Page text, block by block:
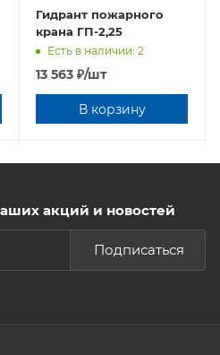
Гидрант пожарного
крана ГП-2,25
Есть в наличии: 2
13 563 ₽/шт
В корзину
акций и новостей
Подписаться